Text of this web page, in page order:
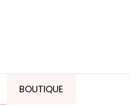
BOUTIQUE